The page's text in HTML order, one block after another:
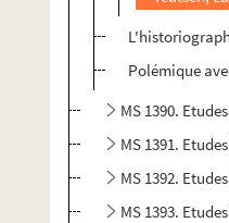
Polémique
MS 1390.
MS 1391.
MS 1392.
MS 1393.